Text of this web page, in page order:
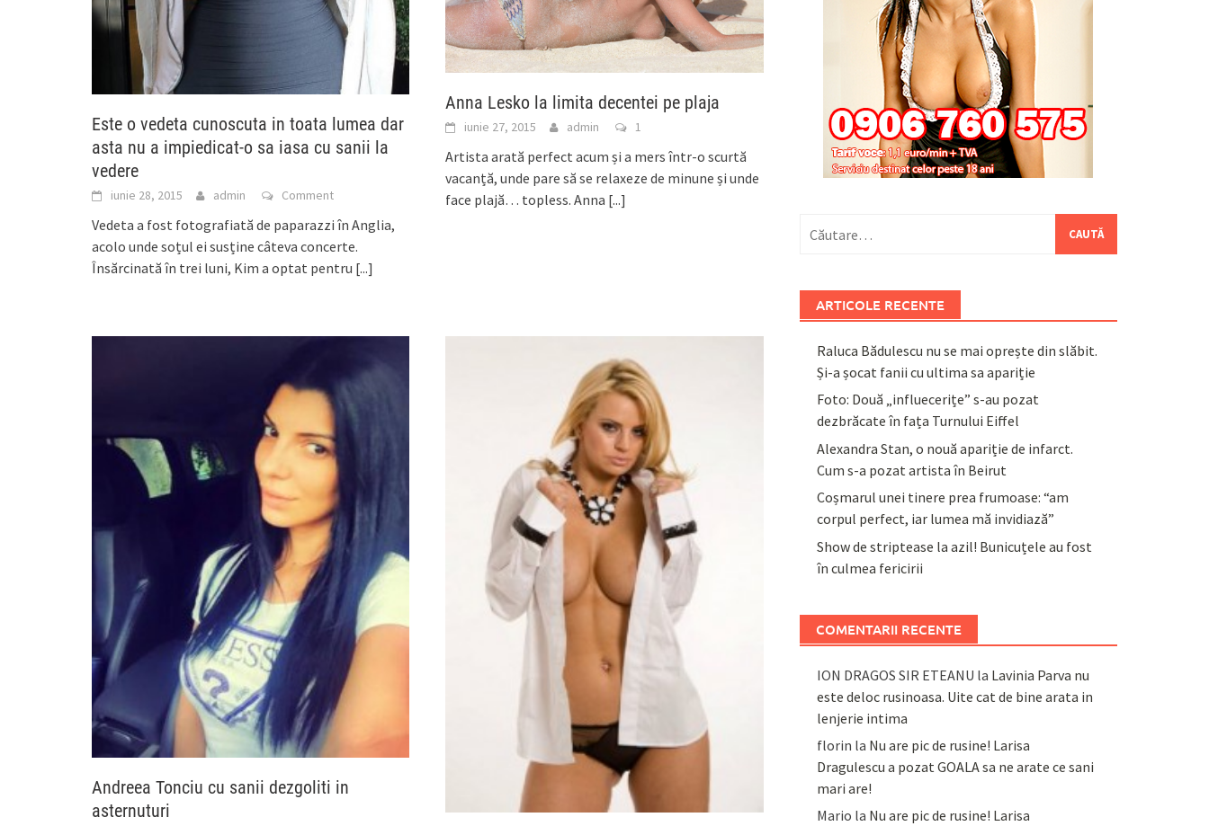
Este o vedeta cunoscuta in toata lumea dar
asta nu a impiedicat-o sa iasa cu sanii la
vedere
iunie 28, 2015 admin Comment
Vedeta a fost fotografiată de paparazzi în Anglia,
acolo unde soțul ei susține câteva concerte.
Însărcinată în trei luni, Kim a optat pentru [...]
Anna Lesko la limita decentei pe plaja
iunie 27, 2015 admin 1
Artista arată perfect acum și a mers într-o scurtă
vacanță, unde pare să se relaxeze de minune și unde
face plajă… topless. Anna [...]
Andreea Tonciu cu sanii dezgoliti in
asternuturi
după:
ARTICOLE RECENTE
Raluca Bădulescu nu se mai oprește din slăbit.
Și-a șocat fanii cu ultima sa apariție
Foto: Două „influecerițe” s-au pozat
dezbrăcate în fața Turnului Eiffel
Alexandra Stan, o nouă apariție de infarct.
Cum s-a pozat artista în Beirut
Coșmarul unei tinere prea frumoase: “am
corpul perfect, iar lumea mă invidiază”
Show de striptease la azil! Bunicuțele au fost
în culmea fericirii
COMENTARII RECENTE
ION DRAGOS SIR ETEANU la Lavinia Parva nu
este deloc rusinoasa. Uite cat de bine arata in
lenjerie intima
florin la Nu are pic de rusine! Larisa
Dragulescu a pozat GOALA sa ne arate ce sani
mari are!
Mario la Nu are pic de rusine! Larisa